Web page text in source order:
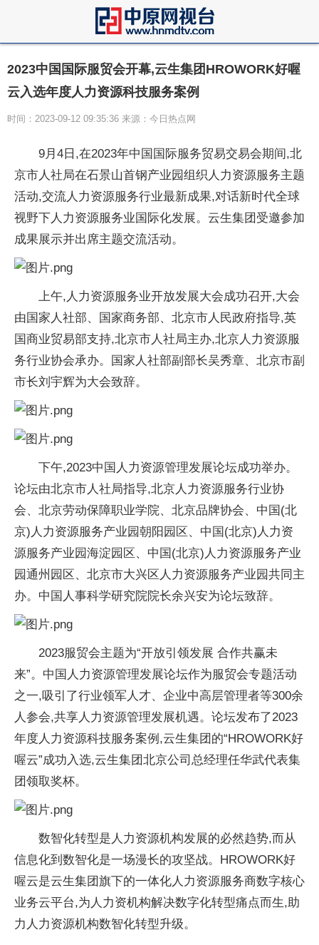
2023中国国际服贸会开幕,云生集团HROWORK好喔
云入选年度人力资源科技服务案例
时间：2023-09-12 09:35:36 来源：今日热点网
9月4日,在2023年中国国际服务贸易交易会期间,北
京市人社局在石景山首钢产业园组织人力资源服务主题
活动,交流人力资源服务行业最新成果,对话新时代全球
视野下人力资源服务业国际化发展。云生集团受邀参加
成果展示并出席主题交流活动。
上午,人力资源服务业开放发展大会成功召开,大会
由国家人社部、国家商务部、北京市人民政府指导,英
国商业贸易部支持,北京市人社局主办,北京人力资源服
务行业协会承办。国家人社部副部长吴秀章、北京市副
市长刘宇辉为大会致辞。
下午,2023中国人力资源管理发展论坛成功举办。
论坛由北京市人社局指导,北京人力资源服务行业协
会、北京劳动保障职业学院、北京品牌协会、中国(北
京)人力资源服务产业园朝阳园区、中国(北京)人力资
源服务产业园海淀园区、中国(北京)人力资源服务产业
园通州园区、北京市大兴区人力资源服务产业园共同主
办。中国人事科学研究院院长余兴安为论坛致辞。
2023服贸会主题为“开放引领发展 合作共赢未
来”。中国人力资源管理发展论坛作为服贸会专题活动
之一,吸引了行业领军人才、企业中高层管理者等300余
人参会,共享人力资源管理发展机遇。论坛发布了2023
年度人力资源科技服务案例,云生集团的“HROWORK好
喔云”成功入选,云生集团北京公司总经理任华武代表集
团领取奖杯。
数智化转型是人力资源机构发展的必然趋势,而从
信息化到数智化是一场漫长的攻坚战。HROWORK好
喔云是云生集团旗下的一体化人力资源服务商数字核心
业务云平台,为人力资机构解决数字化转型痛点而生,助
力人力资源机构数智化转型升级。